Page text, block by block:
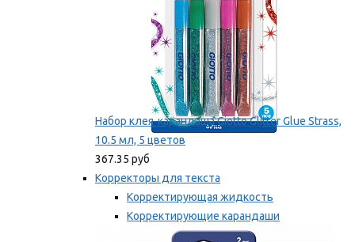
Набор клея-карандаша Giotto Glitter Glue Strass,
10.5 мл, 5 цветов
367.35 руб
Корректоры для текста
Корректирующая жидкость
Корректирующие карандаши
Корректирующие ленты